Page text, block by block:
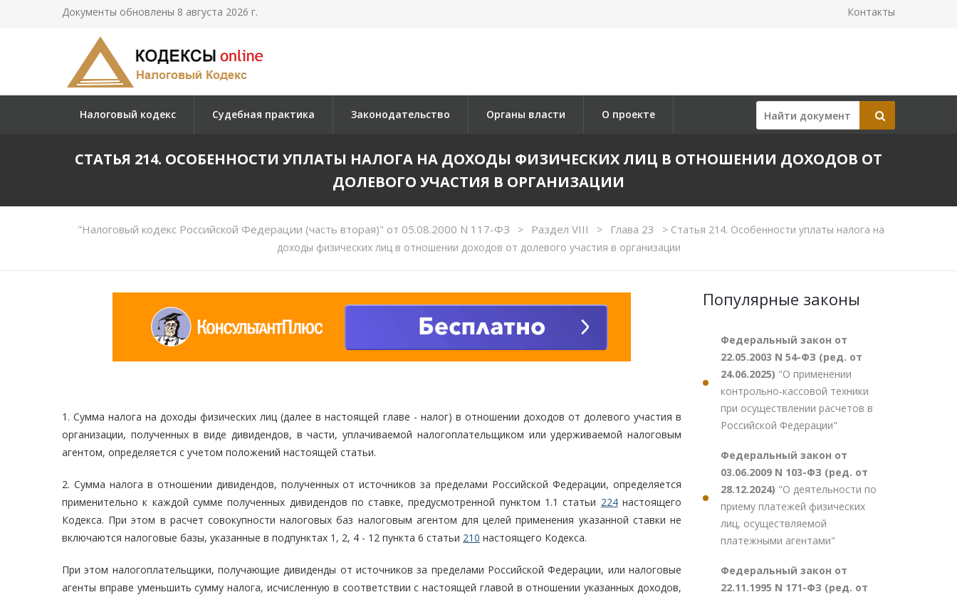
Документы обновлены 8 августа 2026 г. Контакты
Налоговый кодекс Судебная практика Законодательство Органы власти О проекте
СТАТЬЯ 214. ОСОБЕННОСТИ УПЛАТЫ НАЛОГА НА ДОХОДЫ ФИЗИЧЕСКИХ ЛИЦ В ОТНОШЕНИИ ДОХОДОВ ОТ
ДОЛЕВОГО УЧАСТИЯ В ОРГАНИЗАЦИИ
"Налоговый кодекс Российской Федерации (часть вторая)" от 05.08.2000 N 117-ФЗ > Раздел VIII > Глава 23 > Статья 214. Особенности уплаты налога на
доходы физических лиц в отношении доходов от долевого участия в организации
1. Сумма налога на доходы физических лиц (далее в настоящей главе - налог) в отношении доходов от долевого участия в
организации, полученных в виде дивидендов, в части, уплачиваемой налогоплательщиком или удерживаемой налоговым
агентом, определяется с учетом положений настоящей статьи.
2. Сумма налога в отношении дивидендов, полученных от источников за пределами Российской Федерации, определяется
применительно к каждой сумме полученных дивидендов по ставке, предусмотренной пунктом 1.1 статьи 224настоящего
Кодекса. При этом в расчет совокупности налоговых баз налоговым агентом для целей применения указанной ставки не
включаются налоговые базы, указанные в подпунктах 1, 2, 4 - 12 пункта 6 статьи 210 настоящего Кодекса.
При этом налогоплательщики, получающие дивиденды от источников за пределами Российской Федерации, или налоговые
агенты вправе уменьшить сумму налога, исчисленную в соответствии с настоящей главой в отношении указанных доходов,
Популярные законы
Федеральный закон от
22.05.2003 N 54-ФЗ (ред. от
24.06.2025) "О применении
контрольно-кассовой техники
при осуществлении расчетов в
Российской Федерации"
Федеральный закон от
03.06.2009 N 103-ФЗ (ред. от
28.12.2024) "О деятельности по
приему платежей физических
лиц, осуществляемой
платежными агентами"
Федеральный закон от
22.11.1995 N 171-ФЗ (ред. от